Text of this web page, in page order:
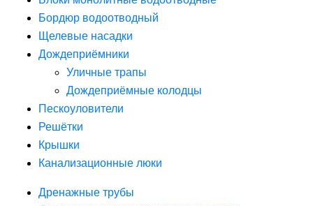
Бордюр водоотводный
Щелевые насадки
Дождеприёмники
Уличные трапы
Дождеприёмные колодцы
Пескоуловители
Решётки
Крышки
Канализационные люки
Дренажные трубы